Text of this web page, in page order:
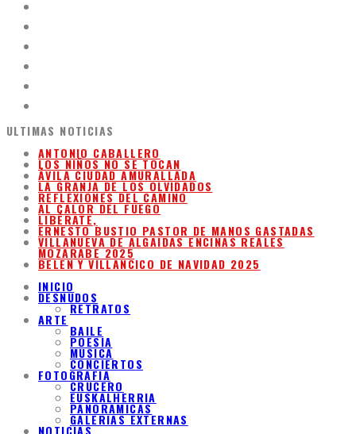
ULTIMAS NOTICIAS
ANTONIO CABALLERO
LOS NIÑOS NO SE TOCAN
ÁVILA CIUDAD AMURALLADA
LA GRANJA DE LOS OLVIDADOS
REFLEXIONES DEL CAMINO
AL CALOR DEL FUEGO
LIBÉRATE,
ERNESTO BUSTIO PASTOR DE MANOS GASTADAS
VILLANUEVA DE ALGAIDAS ENCINAS REALES
MOZARABE 2025
BELEN Y VILLANCICO DE NAVIDAD 2025
INICIO
DESNUDOS
RETRATOS
ARTE
BAILE
POESIA
MUSICA
CONCIERTOS
FOTOGRAFIA
CRUCERO
EUSKALHERRIA
PANORAMICAS
GALERIAS EXTERNAS
NOTICIAS